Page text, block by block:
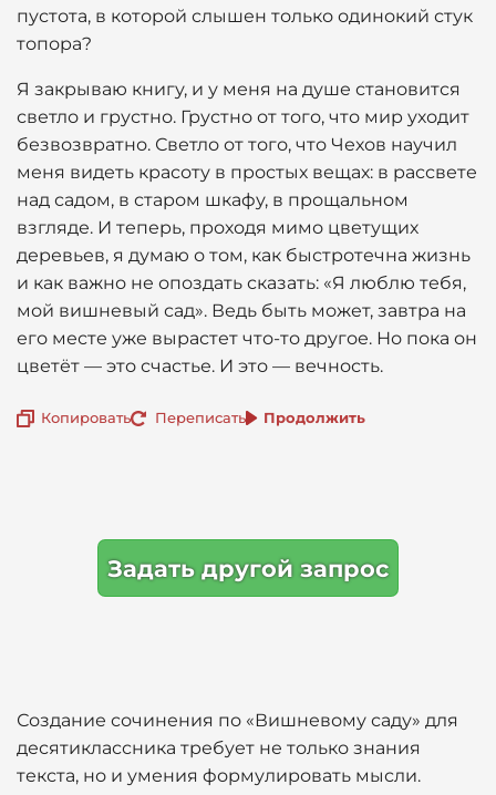
пустота, в которой слышен только одинокий стук
топора?
Я закрываю книгу, и у меня на душе становится
светло и грустно. Грустно от того, что мир уходит
безвозвратно. Светло от того, что Чехов научил
меня видеть красоту в простых вещах: в рассвете
над садом, в старом шкафу, в прощальном
взгляде. И теперь, проходя мимо цветущих
деревьев, я думаю о том, как быстротечна жизнь
и как важно не опоздать сказать: «Я люблю тебя,
мой вишневый сад». Ведь быть может, завтра на
его месте уже вырастет что-то другое. Но пока он
цветёт — это счастье. И это — вечность.
Копировать Переписать Продолжить
Задать другой запрос
Создание сочинения по «Вишневому саду» для
десятиклассника требует не только знания
текста, но и умения формулировать мысли.